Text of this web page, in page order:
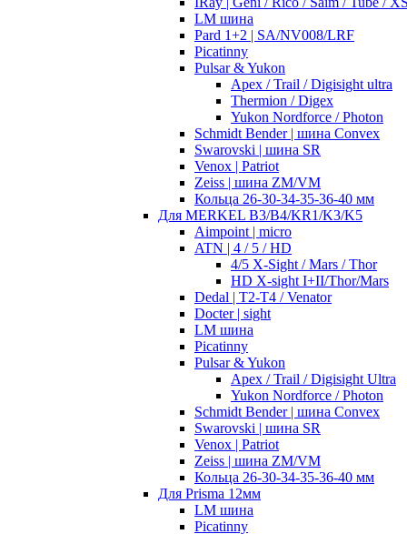
LM шина
Pard 1+2 | SA/NV008/LRF
Picatinny
Pulsar & Yukon
Apex / Trail / Digisight ultra
Thermion / Digex
Yukon Nordforce / Photon
Schmidt Bender | шина Convex
Swarovski | шина SR
Venox | Patriot
Zeiss | шина ZM/VM
Кольца 26-30-34-35-36-40 мм
Для MERKEL B3/B4/KR1/K3/K5
Aimpoint | micro
ATN | 4 / 5 / HD
4/5 X-Sight / Mars / Thor
HD X-sight I+II/Thor/Mars
Dedal | T2-T4 / Venator
Docter | sight
LM шина
Picatinny
Pulsar & Yukon
Apex / Trail / Digisight Ultra
Yukon Nordforce / Photon
Schmidt Bender | шина Convex
Swarovski | шина SR
Venox | Patriot
Zeiss | шина ZM/VM
Кольца 26-30-34-35-36-40 мм
Для Prisma 12мм
LM шина
Picatinny